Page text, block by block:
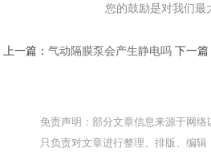
您的鼓励是对我们最
上一篇：气动隔膜泵会产生静电吗 下一篇
免责声明：部分文章信息来源于网
只负责对文章进行整理、排版、编